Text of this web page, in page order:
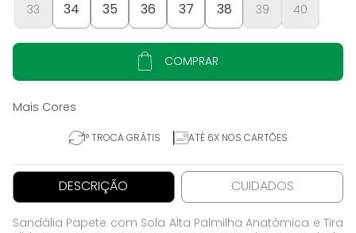
33 34 35 36 37 38 39 40
COMPRAR
DESCRIÇÃO CUIDADOS